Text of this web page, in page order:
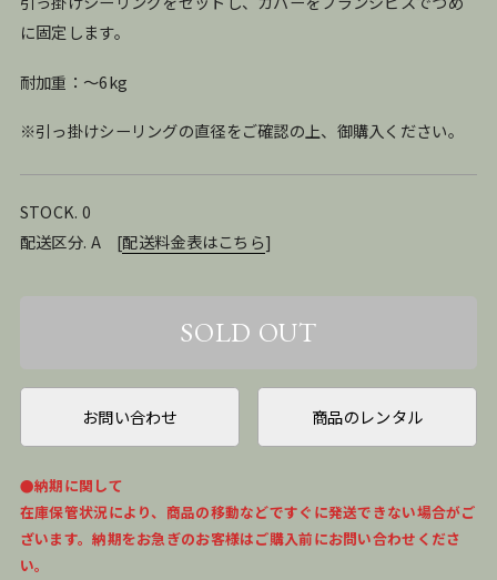
に固定します。
耐加重：～6kg
※引っ掛けシーリングの直径をご確認の上、御購入ください。
STOCK. 0
配送区分. A [配送料金表はこちら]
お問い合わせ 商品のレンタル
●納期に関して
在庫保管状況により、商品の移動などですぐに発送できない場合がご
ざいます。納期をお急ぎのお客様はご購入前にお問い合わせくださ
い。